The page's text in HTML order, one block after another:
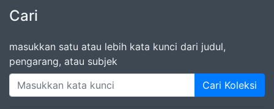
Cari
masukkan satu atau lebih kata kunci dari judul,
pengarang, atau subjek
Cari Koleksi